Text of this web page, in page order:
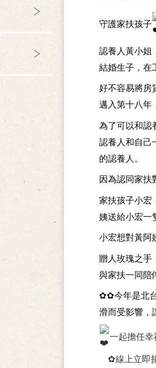
守護家扶孩子
認養人黃小姐
結婚生子，在
好不容易將房
邁入第十八年
為了可以和認
認養人和自己
的認養人。
因為認同家扶
家扶孩子小宏
姨送給小宏一
小宏想對黃阿
贈人玫瑰之手
與家扶一同陪
✿✿今年是北
滑而受影響，
一起擔任
✿線上立即